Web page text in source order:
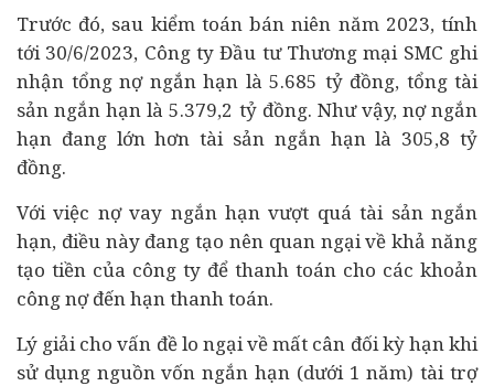
Trước đó, sau kiểm toán bán niên năm 2023, tính
tới 30/6/2023, Công ty Đầu tư Thương mại SMC ghi
nhận tổng nợ ngắn hạn là 5.685 tỷ đồng, tổng tài
sản ngắn hạn là 5.379,2 tỷ đồng. Như vậy, nợ ngắn
hạn đang lớn hơn tài sản ngắn hạn là 305,8 tỷ
đồng.
Với việc nợ vay ngắn hạn vượt quá tài sản ngắn
hạn, điều này đang tạo nên quan ngại về khả năng
tạo tiền của công ty để thanh toán cho các khoản
công nợ đến hạn thanh toán.
Lý giải cho vấn đề lo ngại về mất cân đối kỳ hạn khi
sử dụng nguồn vốn ngắn hạn (dưới 1 năm) tài trợ